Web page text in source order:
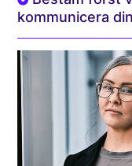
kommunicera